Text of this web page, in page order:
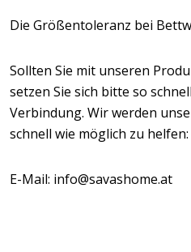
Die Größentoleranz bei
Sollten Sie mit unseren
setzen Sie sich bitte so
Verbindung. Wir werden
schnell wie möglich zu helfen:
E-Mail: info@savashome.at